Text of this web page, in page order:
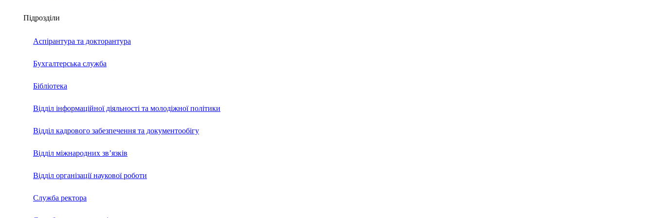
Підрозділи
Аспірантура та докторантура
Бухгалтерська служба
Бібліотека
Відділ інформаційної діяльності та молодіжної політики
Відділ кадрового забезпечення та документообігу
Відділ міжнародних зв’язків
Відділ організації наукової роботи
Служба ректора